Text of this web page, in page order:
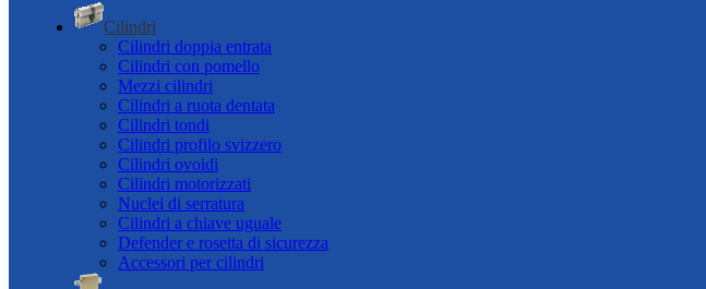
Cilindri
Cilindri doppia entrata
Cilindri con pomello
Mezzi cilindri
Cilindri a ruota dentata
Cilindri tondi
Cilindri profilo svizzero
Cilindri ovoidi
Cilindri motorizzati
Nuclei di serratura
Cilindri a chiave uguale
Defender e rosetta di sicurezza
Accessori per cilindri